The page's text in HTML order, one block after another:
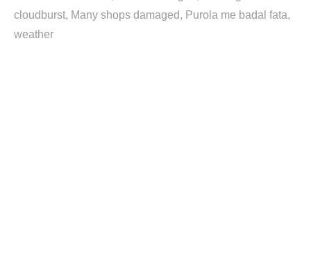
cloudburst Many shops damaged
Purola me badal fata
weather